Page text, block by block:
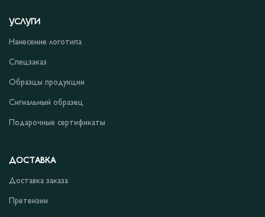
УСЛУГИ
Нанесение логотипа
Спецзаказ
Образцы продукции
Сигнальный образец
Подарочные сертификаты
ДОСТАВКА
Доставка заказа
Претензии